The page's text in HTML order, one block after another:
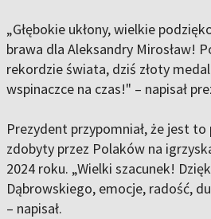
„Głębokie ukłony, wielkie
brawa dla Aleksandry Mirosław!
rekordzie świata, dziś złoty
wspinaczce na czas!" – napisał
Prezydent przypomniał, że jest
zdobyty przez Polaków na
2024 roku. „Wielki szacunek!
Dąbrowskiego, emocje, radość,
– napisał.